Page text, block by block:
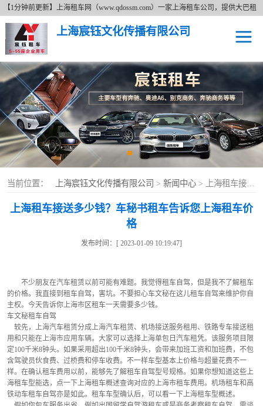
【1分钟前更新】上海租车网（www.qdossm.com）一家上海租车公司，提供大巴租
车、商务租车、租奔驰、租商务车等租车服务，详细了解租车价格拨打免费咨询电
话17621673395。上海租车网以追求更好无止境的服务宗旨、持续的改善服务质量
的经营理念及费用透明的上海租车价格为广大新老客户提供各种类型的租车服务。
上海宸钰文化传播有限公司
当前位置： 上海宸钰文化传播有限公司 > 新闻中心 > 上海租车接送多少钱？车秘书租车告诉您上海租车价格
上海租车接送多少钱？车秘书租车告诉您上海租车价
格
发布时间：[ 2023-01-09 10:19:47]
的价格。我直接到租车自驾，害坑。不要担心车文秘在这儿租车自驾来维护你自
主权。今天告诉你上海市区租车一天需要多少钱。
车文秘租车自驾
用和只能在上海市应用车辆。大家可以选择上海单包日汽车租凭。该服务项目限
定100千米8钟头。如果采用超出100千米8钟头，会带来加班工资和加班费，不包
含驾驶员伙食费、过桥费和停车收费。不一样车型基本上价格与超量花费不一
样。在确认租车费用以前，能够先了解租车自驾型号规格。如果你想知道这些上
海租车型能选，点一下上海租车概述查询对应的上海市租车费用。机场租车和高
铁动车租车自驾亦是如此。租车车型确认后，可以看一下上海租车型概述。
上海租车
上海租奔驰车
上海大巴租车
上海商务租车